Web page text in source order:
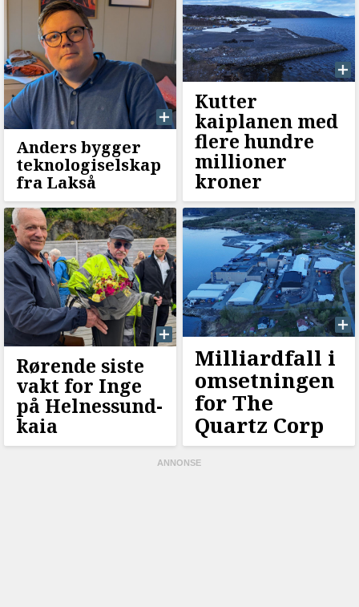
Anders bygger
teknologiselskap
fra Lakså
Kutter
kaiplanen med
flere hundre
millioner
kroner
Rørende siste
vakt for Inge
på Helnessund-
kaia
Milliardfall i
omsetningen
for The
Quartz Corp